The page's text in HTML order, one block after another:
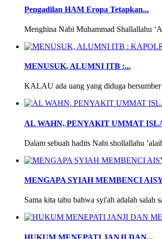
Pengadilan HAM Eropa Tetapkan...
Menghina Nabi Muhammad Shallallahu
MENUSUK, ALUMNI ITB :...
KALAU ada uang yang diduga
AL WAHN, PENYAKIT UMMAT
Dalam sebuah hadits Nabi shollallahu
MENGAPA SYIAH MEMBENCI
Sama kita tahu bahwa syi'ah adalah salah
HUKUM MENEPATI JANJI DAN...